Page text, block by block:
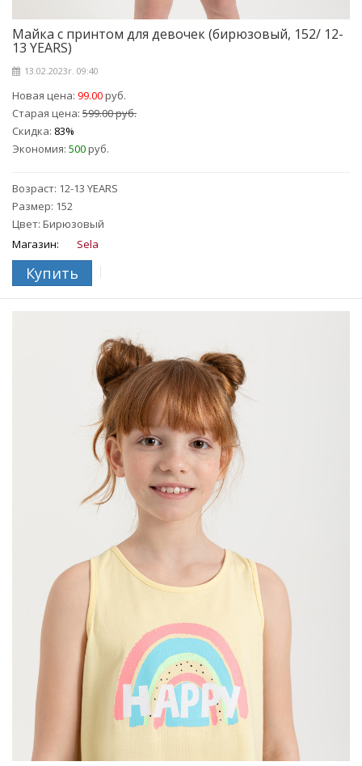
Майка с принтом для девочек (бирюзовый, 152/ 12-
13 YEARS)
13.02.2023г. 09:40
Новая цена: 99.00руб.
Старая цена: 599.00 руб.
Скидка: 83%
Экономия: 500руб.
Возраст: 12-13 YEARS
Размер: 152
Цвет: Бирюзовый
Магазин:
Sela
Купить